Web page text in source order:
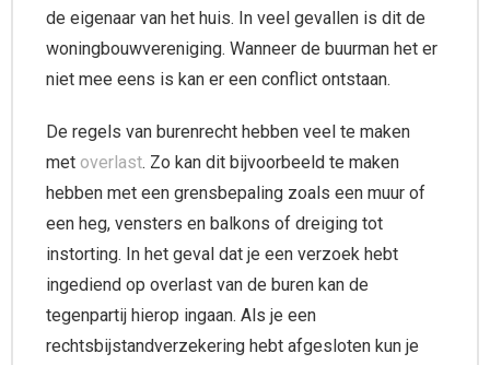
de eigenaar van het huis. In veel gevallen is dit de
woningbouwvereniging. Wanneer de buurman het er
niet mee eens is kan er een conflict ontstaan.
De regels van burenrecht hebben veel te maken
met overlast. Zo kan dit bijvoorbeeld te maken
hebben met een grensbepaling zoals een muur of
een heg, vensters en balkons of dreiging tot
instorting. In het geval dat je een verzoek hebt
ingediend op overlast van de buren kan de
tegenpartij hierop ingaan. Als je een
rechtsbijstandverzekering hebt afgesloten kun je